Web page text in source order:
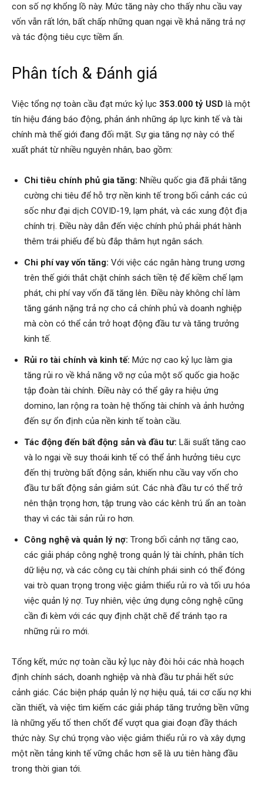
con số nợ khổng lồ này. Mức tăng này cho thấy nhu cầu vay
vốn vẫn rất lớn, bất chấp những quan ngại về khả năng trả nợ
và tác động tiêu cực tiềm ẩn.
Phân tích & Đánh giá
Việc tổng nợ toàn cầu đạt mức kỷ lục 353.000 tỷ USD là một
tín hiệu đáng báo động, phản ánh những áp lực kinh tế và tài
chính mà thế giới đang đối mặt. Sự gia tăng nợ này có thể
xuất phát từ nhiều nguyên nhân, bao gồm:
Chi tiêu chính phủ gia tăng: Nhiều quốc gia đã phải tăng
cường chi tiêu để hỗ trợ nền kinh tế trong bối cảnh các cú
sốc như đại dịch COVID-19, lạm phát, và các xung đột địa
chính trị. Điều này dẫn đến việc chính phủ phải phát hành
thêm trái phiếu để bù đắp thâm hụt ngân sách.
Chi phí vay vốn tăng: Với việc các ngân hàng trung ương
trên thế giới thắt chặt chính sách tiền tệ để kiềm chế lạm
phát, chi phí vay vốn đã tăng lên. Điều này không chỉ làm
tăng gánh nặng trả nợ cho cả chính phủ và doanh nghiệp
mà còn có thể cản trở hoạt động đầu tư và tăng trưởng
kinh tế.
Rủi ro tài chính và kinh tế: Mức nợ cao kỷ lục làm gia
tăng rủi ro về khả năng vỡ nợ của một số quốc gia hoặc
tập đoàn tài chính. Điều này có thể gây ra hiệu ứng
domino, lan rộng ra toàn hệ thống tài chính và ảnh hưởng
đến sự ổn định của nền kinh tế toàn cầu.
Tác động đến bất động sản và đầu tư: Lãi suất tăng cao
và lo ngại về suy thoái kinh tế có thể ảnh hưởng tiêu cực
đến thị trường bất động sản, khiến nhu cầu vay vốn cho
đầu tư bất động sản giảm sút. Các nhà đầu tư có thể trở
nên thận trọng hơn, tập trung vào các kênh trú ẩn an toàn
thay vì các tài sản rủi ro hơn.
Công nghệ và quản lý nợ: Trong bối cảnh nợ tăng cao,
các giải pháp công nghệ trong quản lý tài chính, phân tích
dữ liệu nợ, và các công cụ tài chính phái sinh có thể đóng
vai trò quan trọng trong việc giảm thiểu rủi ro và tối ưu hóa
việc quản lý nợ. Tuy nhiên, việc ứng dụng công nghệ cũng
cần đi kèm với các quy định chặt chẽ để tránh tạo ra
những rủi ro mới.
Tổng kết, mức nợ toàn cầu kỷ lục này đòi hỏi các nhà hoạch
định chính sách, doanh nghiệp và nhà đầu tư phải hết sức
cảnh giác. Các biện pháp quản lý nợ hiệu quả, tái cơ cấu nợ khi
cần thiết, và việc tìm kiếm các giải pháp tăng trưởng bền vững
là những yếu tố then chốt để vượt qua giai đoạn đầy thách
thức này. Sự chú trọng vào việc giảm thiểu rủi ro và xây dựng
một nền tảng kinh tế vững chắc hơn sẽ là ưu tiên hàng đầu
trong thời gian tới.